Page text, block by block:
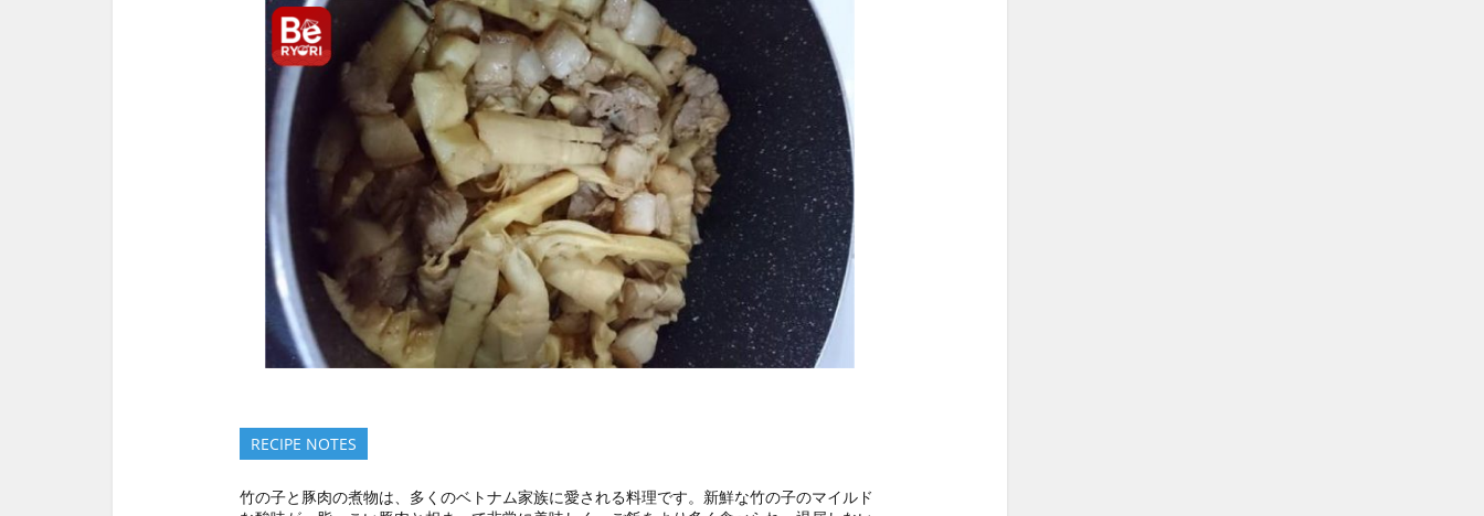
RECIPE NOTES
竹の子と豚肉の煮物は、多くのベトナム家族に愛される料理です。新鮮な竹の子のマイルド